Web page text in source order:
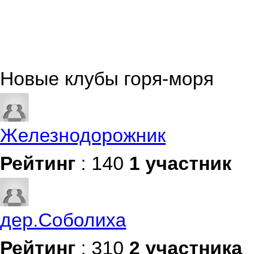
Новые клубы горя-моря
Железнодорожник
Рейтинг : 140 1 участник
дер.Соболиха
Рейтинг : 310 2 участника